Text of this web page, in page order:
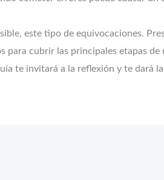
este tipo de equivocaciones.
cubrir las principales etapas de
te invitará a la reflexión y te dará